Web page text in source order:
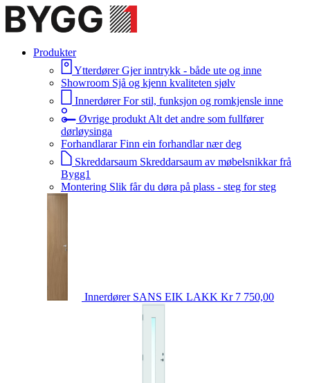
Produkter
Ytterdører Gjer inntrykk - både ute og inne
Showroom Sjå og kjenn kvaliteten sjølv
Innerdører For stil, funksjon og romkjensle inne
Øvrige produkt Alt det andre som fullfører
dørløysinga
Forhandlarar Finn ein forhandlar nær deg
Skreddarsaum Skreddarsaum av møbelsnikkar frå
Bygg1
Montering Slik får du døra på plass - steg for steg
Innerdører SANS EIK LAKK Kr 7 750,00